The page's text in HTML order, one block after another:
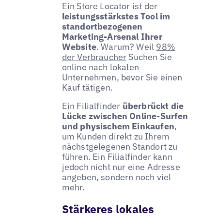
Ein Store Locator ist der
leistungsstärkstes Tool im
standortbezogenen
Marketing-Arsenal Ihrer
Website. Warum? Weil 98%
der Verbraucher Suchen Sie
online nach lokalen
Unternehmen, bevor Sie einen
Kauf tätigen.
Ein Filialfinder überbrückt die
Lücke zwischen Online-Surfen
und physischem Einkaufen,
um Kunden direkt zu Ihrem
nächstgelegenen Standort zu
führen. Ein Filialfinder kann
jedoch nicht nur eine Adresse
angeben, sondern noch viel
mehr.
Stärkeres lokales